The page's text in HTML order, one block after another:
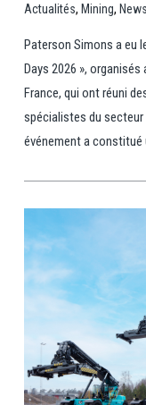
Actualités, Mining,
Paterson Simons a eu
Days 2026 »,
France, qui ont réuni
spécialistes du secteur
événement a constitué